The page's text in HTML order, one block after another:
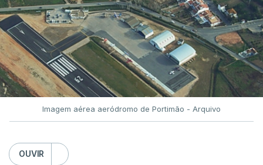
Imagem aérea aeródromo de Portimão - Arquivo
OUVIR